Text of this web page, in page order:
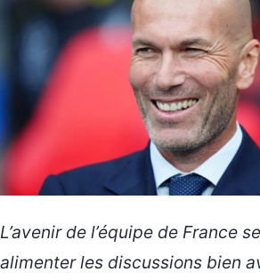
L’avenir de l’équipe de France
alimenter les discussions bien